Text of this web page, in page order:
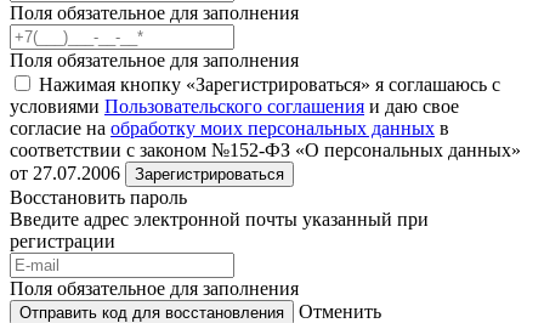
Поля обязательное для заполнения
Поля обязательное для заполнения
Нажимая кнопку «Зарегистрироваться» я соглашаюсь с
условиями Пользовательского соглашения и даю свое
согласие на обработку моих персональных данных в
соответствии с законом №152-ФЗ «О персональных данных»
от 27.07.2006
Зарегистрироваться
Восстановить пароль
Введите адрес электронной почты указанный при
регистрации
Поля обязательное для заполнения
Отправить код для восстановления
Отменить